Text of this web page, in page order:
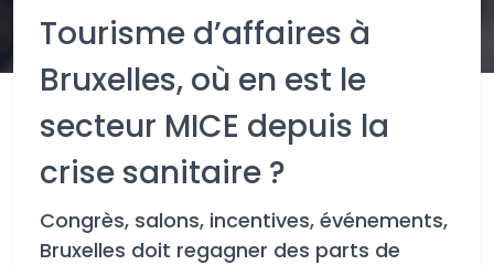
Tourisme d’affaires à
Bruxelles, où en est le
secteur MICE depuis la
crise sanitaire ?
Congrès, salons, incentives, événements,
Bruxelles doit regagner des parts de